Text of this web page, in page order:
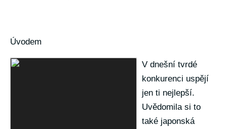
Úvodem
V dnešní tvrdé
konkurenci uspějí
jen ti nejlepší.
Uvědomila si to
také japonská